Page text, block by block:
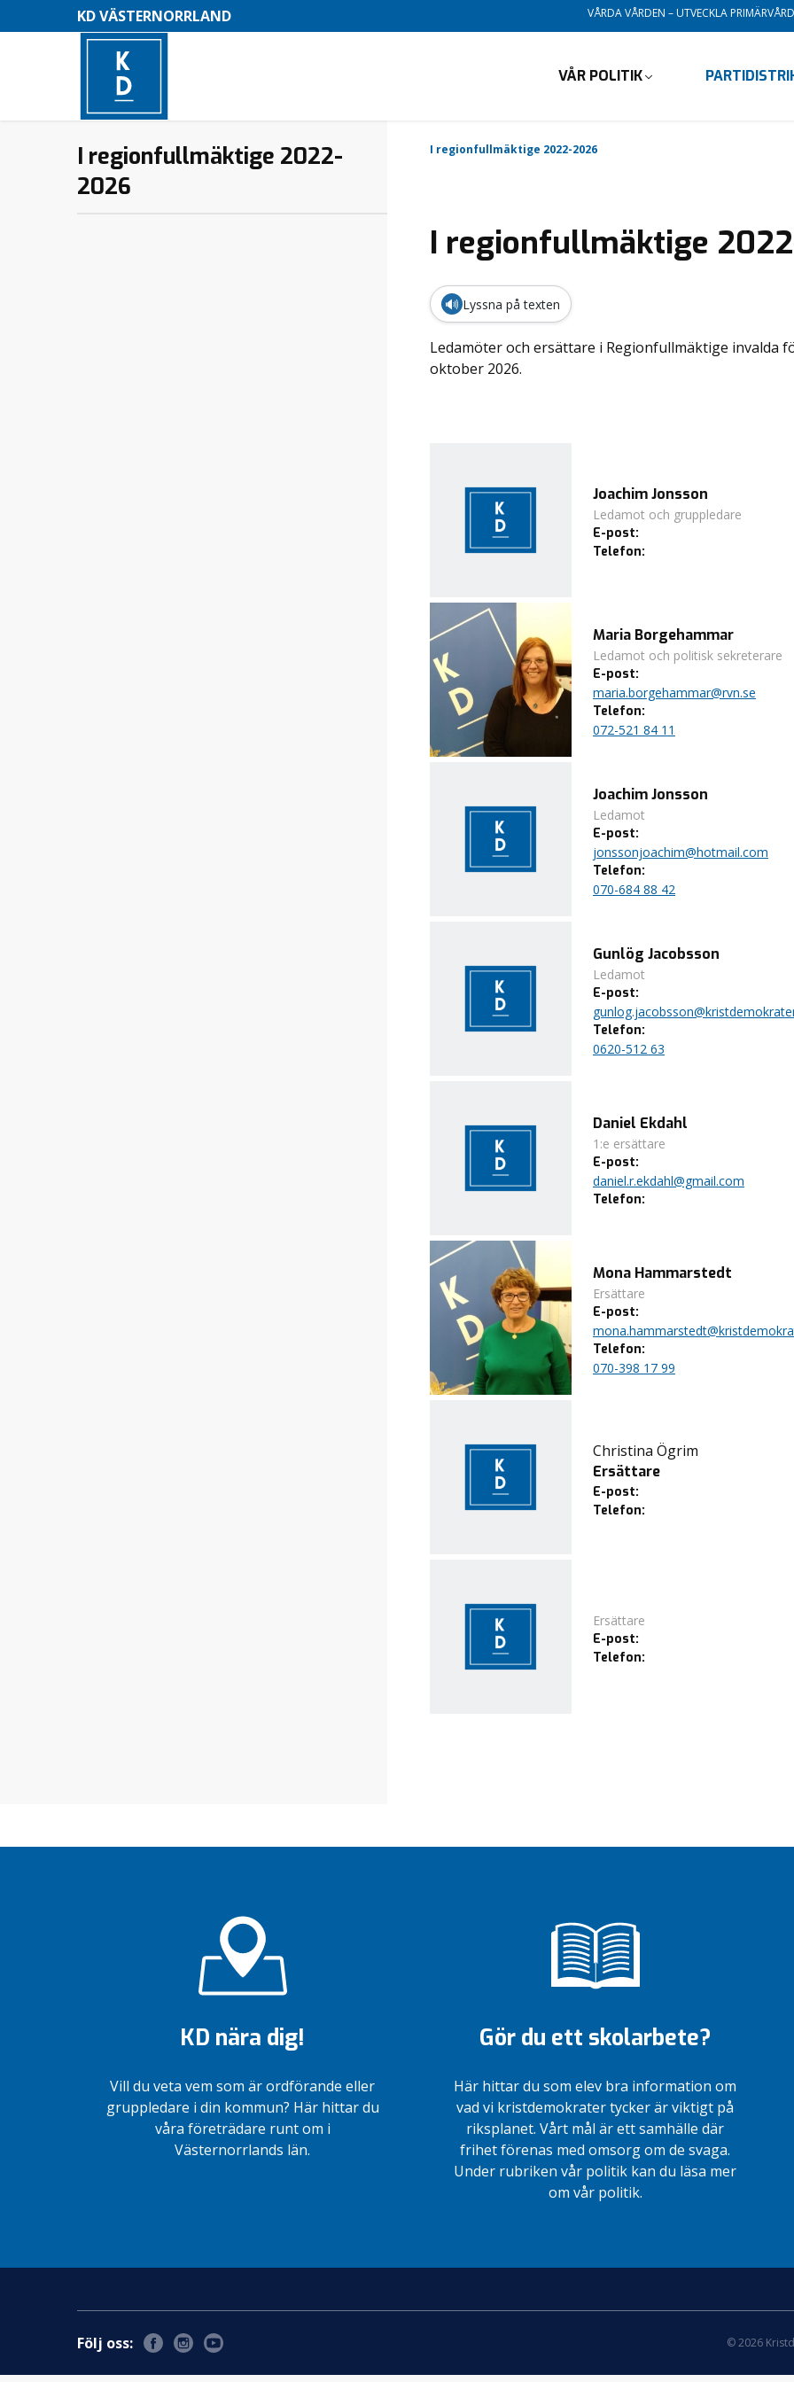
KD VÄSTERNORRLAND VÅRDA VÅRDEN – UTVECKLA
VÅR POLITIK
I regionfullmäktige 2022-2026
I regionfullmäktige
🔊 Lyssna på texten
Ledamöter och ersättare i Regionfullmäktige invalda
oktober 2026.
Joachim Jonsson
Ledamot och gruppledare
E-post:
Telefon:
Maria Borgehammar
Ledamot och politisk sekreterare
E-post:
maria.borgehammar@rvn.se
Telefon:
072-521 84 11
Joachim Jonsson
Ledamot
E-post:
jonssonjoachim@hotmail.com
Telefon:
070-684 88 42
Gunlög Jacobsson
Ledamot
E-post:
Telefon:
0620-512 63
Daniel Ekdahl
1:e ersättare
E-post:
daniel.r.ekdahl@gmail.com
Telefon:
Mona Hammarstedt
Ersättare
E-post:
Telefon:
070-398 17 99
Christina Ögrim
Ersättare
E-post:
Telefon:
Ersättare
E-post:
Telefon:
I regionfullmäktige 2022-
2026
KD nära dig!
Vill du veta vem som är ordförande eller
gruppledare i din kommun? Här hittar du
våra företrädare runt om i
Västernorrlands län.
Gör du ett skolarbete?
Här hittar du som elev bra information om
vad vi kristdemokrater tycker är viktigt på
riksplanet. Vårt mål är ett samhälle där
frihet förenas med omsorg om de svaga.
Under rubriken vår politik kan du läsa mer
om vår politik.
Följ oss: © 2026